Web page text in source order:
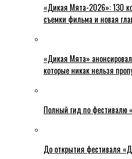
«Дикая Мята-2026»: 130
съемки фильма и новая
«Дикая Мята»
которые никак нельзя
Полный гид по фестивалю
До открытия фестиваля